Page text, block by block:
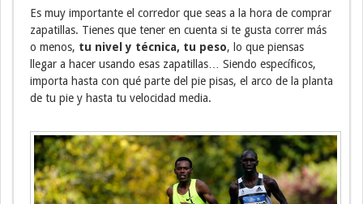
Es muy importante el corredor que seas a la hora de comprar
zapatillas. Tienes que tener en cuenta si te gusta correr más
o menos, tu nivel y técnica, tu peso, lo que piensas
llegar a hacer usando esas zapatillas… Siendo específicos,
importa hasta con qué parte del pie pisas, el arco de la planta
de tu pie y hasta tu velocidad media.